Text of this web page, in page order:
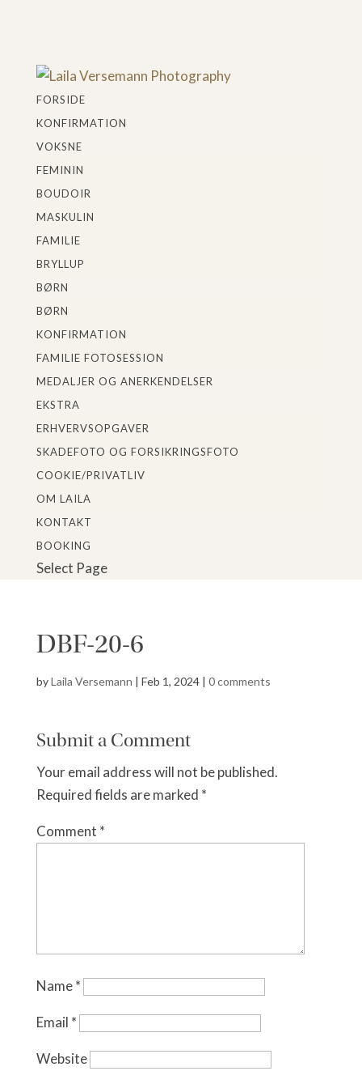
FORSIDE
KONFIRMATION
VOKSNE
FEMININ
BOUDOIR
MASKULIN
FAMILIE
BRYLLUP
BØRN
BØRN
KONFIRMATION
FAMILIE FOTOSESSION
MEDALJER OG ANERKENDELSER
EKSTRA
ERHVERVSOPGAVER
SKADEFOTO OG FORSIKRINGSFOTO
COOKIE/PRIVATLIV
OM LAILA
KONTAKT
BOOKING
Select Page
DBF-20-6
byLaila Versemann | Feb 1, 2024| 0 comments
Submit a Comment
Your email address will not be published.
Required fields are marked *
Comment *
Name*
Email *
Website